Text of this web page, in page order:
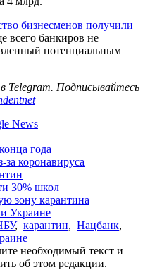
бизнесменов получили
всего банкиров не
потенциальным
в Telegram. Подписывайтесь
News
года
коронавируса
30% школ
зону карантина
Украине
, карантин, Нацбанк,
необходимый текст и
об этом редакции.